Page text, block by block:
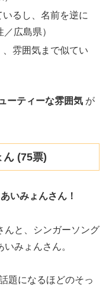
いるし、名前を逆に
広島県）
、雰囲気まで似てい
ーティーな雰囲気 が
ん (75票)
いみょんさん！
んと、シンガーソング
みょんさん。
題になるほどのそっ